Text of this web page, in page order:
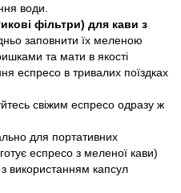
води.
фільтри) для кави з
заповнити їх меленою
та мати в якості
еспресо в тривалих поїздках
свіжим еспресо одразу ж
для портативних
еспресо з меленої кави)
використанням капсул